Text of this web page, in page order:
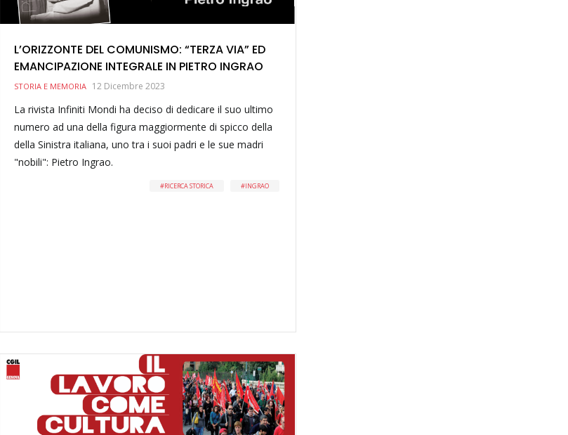
L’ORIZZONTE DEL COMUNISMO: “TERZA VIA” ED
EMANCIPAZIONE INTEGRALE IN PIETRO INGRAO
STORIA E MEMORIA 12 Dicembre 2023
La rivista Infiniti Mondi ha deciso di dedicare il suo ultimo
numero ad una della figura maggiormente di spicco della
della Sinistra italiana, uno tra i suoi padri e le sue madri
"nobili": Pietro Ingrao.
RICERCA STORICA INGRAO